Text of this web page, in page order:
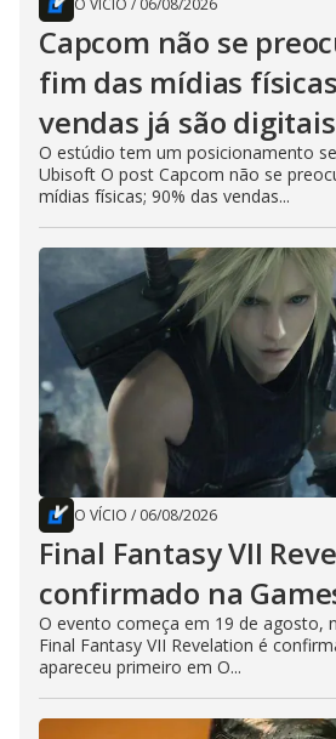
O VÍCIO / 06/08/2026
Capcom não se
fim das mídias
vendas já são digitais
O estúdio tem um posicionamento
Ubisoft O post Capcom não se
mídias físicas; 90% das vendas...
O VÍCIO / 06/08/2026
Final Fantasy VII
confirmado na
O evento começa em 19 de agosto,
Final Fantasy VII Revelation é
apareceu primeiro em O...